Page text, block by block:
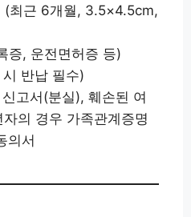
(최근 6개월, 3.5×4.5cm,
증, 운전면허증 등)
반납 필수)
고서(분실), 훼손된 여
의 경우 가족관계증명
의서